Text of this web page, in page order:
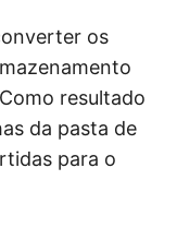
os
resultado
da pasta de
para o